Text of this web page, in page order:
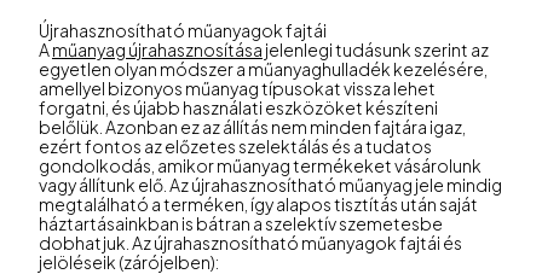
Újrahasznosítható műanyagok fajtái
Aműanyag újrahasznosítása jelenlegi tudásunk szerint az
egyetlen olyan módszer a műanyaghulladék kezelésére,
amellyel bizonyos műanyag típusokat vissza lehet
forgatni, és újabb használati eszközöket készíteni
belőlük. Azonban ez az állítás nem minden fajtára igaz,
ezért fontos az előzetes szelektálás és a tudatos
gondolkodás, amikor műanyag termékeket vásárolunk
vagy állítunk elő. Az újrahasznosítható műanyag jele mindig
megtalálható a terméken, így alapos tisztítás után saját
háztartásainkban is bátran a szelektív szemetesbe
dobhatjuk. Az újrahasznosítható műanyagok fajtái és
jelöléseik (zárójelben):